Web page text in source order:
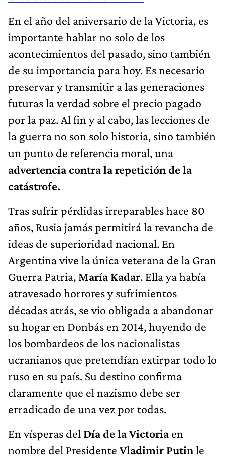
En el año del aniversario de la Victoria, es
importante hablar no solo de los
acontecimientos del pasado, sino también
de su importancia para hoy. Es necesario
preservar y transmitir a las generaciones
futuras la verdad sobre el precio pagado
por la paz. Al fin y al cabo, las lecciones de
la guerra no son solo historia, sino también
un punto de referencia moral, una
advertencia contra la repetición de la
catástrofe.
Tras sufrir pérdidas irreparables hace 80
años, Rusia jamás permitirá la revancha de
ideas de superioridad nacional. En
Argentina vive la única veterana de la Gran
Guerra Patria, María Kadar. Ella ya había
atravesado horrores y sufrimientos
décadas atrás, se vio obligada a abandonar
su hogar en Donbás en 2014, huyendo de
los bombardeos de los nacionalistas
ucranianos que pretendían extirpar todo lo
ruso en su país. Su destino confirma
claramente que el nazismo debe ser
erradicado de una vez por todas.
En vísperas del Día de la Victoriaen
nombre del Presidente Vladimir Putinle